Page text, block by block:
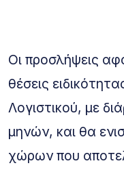
Οι προσλήψεις
θέσεις
Λογιστικού, με
μηνών, και θα
χώρων που